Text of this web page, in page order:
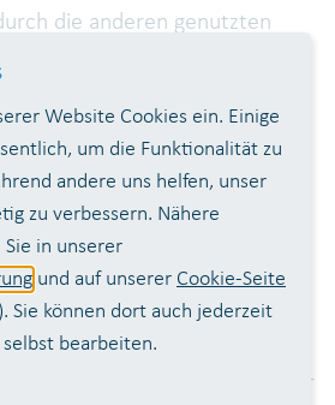
die anderen genutzten
(Talsperrenwasser,
nicht gedeckt werden
Aufbereitung erfolgt in der
in
Grundwasser weitgehend
eine Flockungsstufe
Grundwasser wird daher
noch vorhandenen Reaktions-
auf die mit Quarzsand
Das Filtrat wird in den unter
Website Cookies ein. Einige
um die Funktionalität zu
andere uns helfen, unser
zu verbessern. Nähere
in unserer
und auf unserer Cookie-Seite
Sie können dort auch jederzeit
bearbeiten.